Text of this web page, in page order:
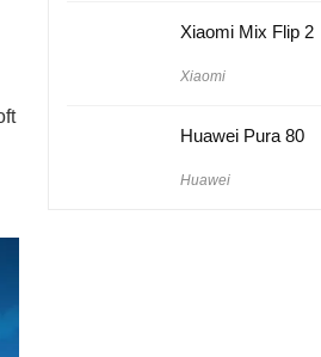
Xiaomi Mix Flip 2
Xiaomi
Huawei Pura 80
Huawei